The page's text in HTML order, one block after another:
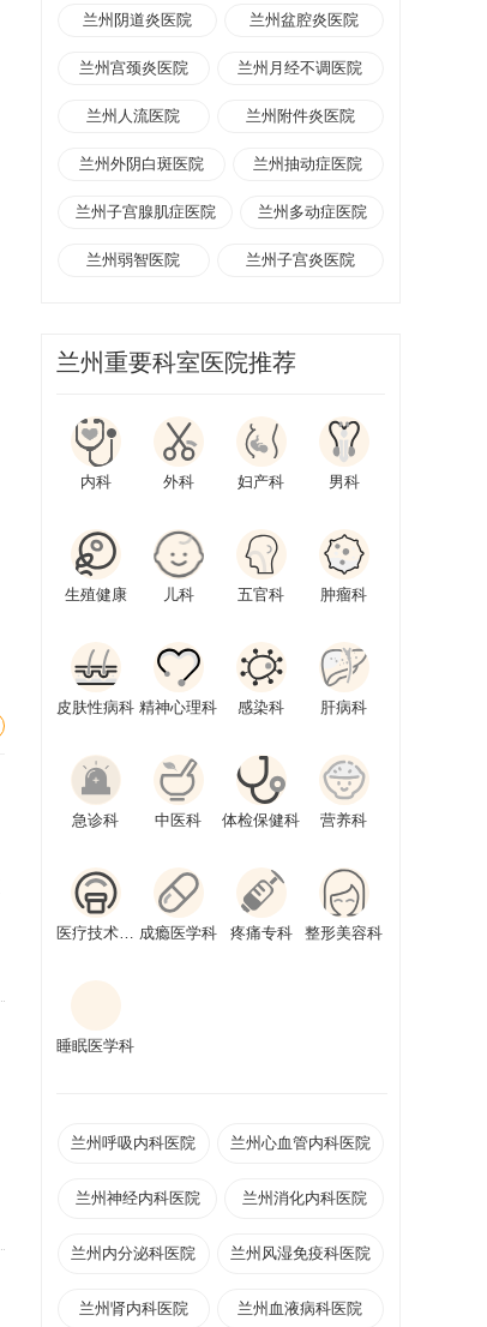
兰州阴道炎医院 兰州盆腔炎医院
兰州宫颈炎医院 兰州月经不调医院
兰州人流医院 兰州附件炎医院
兰州外阴白斑医院 兰州抽动症医院
兰州子宫腺肌症医院 兰州多动症医院
兰州弱智医院 兰州子宫炎医院
兰州重要科室医院推荐
内科 外科 妇产科 男科
生殖健康 儿科 五官科 肿瘤科
皮肤性病科 精神心理科 感染科 肝病科
急诊科 中医科 体检保健科 营养科
医疗技术科室 成瘾医学科 疼痛专科 整形美容科
睡眠医学科
兰州呼吸内科医院 兰州心血管内科医院
兰州神经内科医院 兰州消化内科医院
兰州内分泌科医院 兰州风湿免疫科医院
兰州肾内科医院 兰州血液病科医院